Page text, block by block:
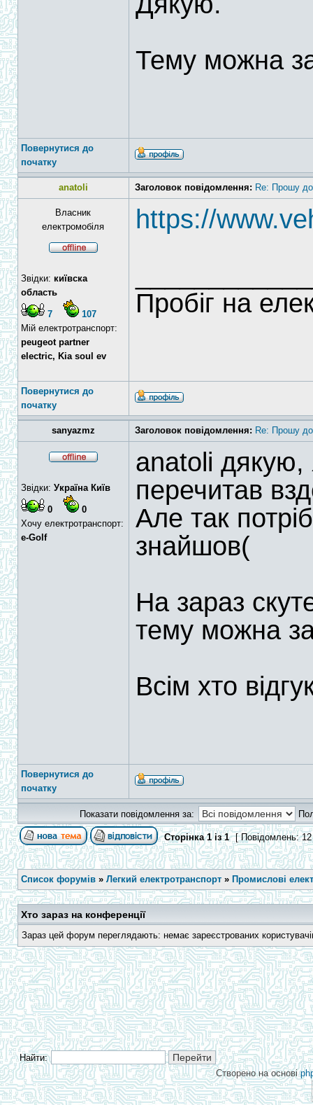
Тему можна
Повернутися до
початку
anatoli Заголовок повідомлення: Re: Прошу
Власник
електромобіля
Звідки: київска
область
7
107
Мій електротранспорт:
peugeot partner
electric, Kia soul ev
https://
Пробіг на
Повернутися до
початку
sanyazmz Заголовок повідомлення: Re: Прошу
Звідки: Україна Київ
0
0
Хочу електротранспорт:
e-Golf
anatoli
перечитав
Але так
знайшов(
На зараз
тему можна
Всім хто
Повернутися до
початку
Показати повідомлення за:
Сторінка1із1 [ Повідомлень:
Список форумів » Легкий електротранспорт » Промислові
Хто зараз на конференції
Зараз цей форум переглядають: немає зареєстрованих
Найти:
Створено на основі